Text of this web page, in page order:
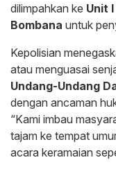
dilimpahkan ke Unit
Bombana untuk
Kepolisian
atau menguasai
Undang-Undang
dengan ancaman
“Kami imbau
tajam ke tempat
acara keramaian